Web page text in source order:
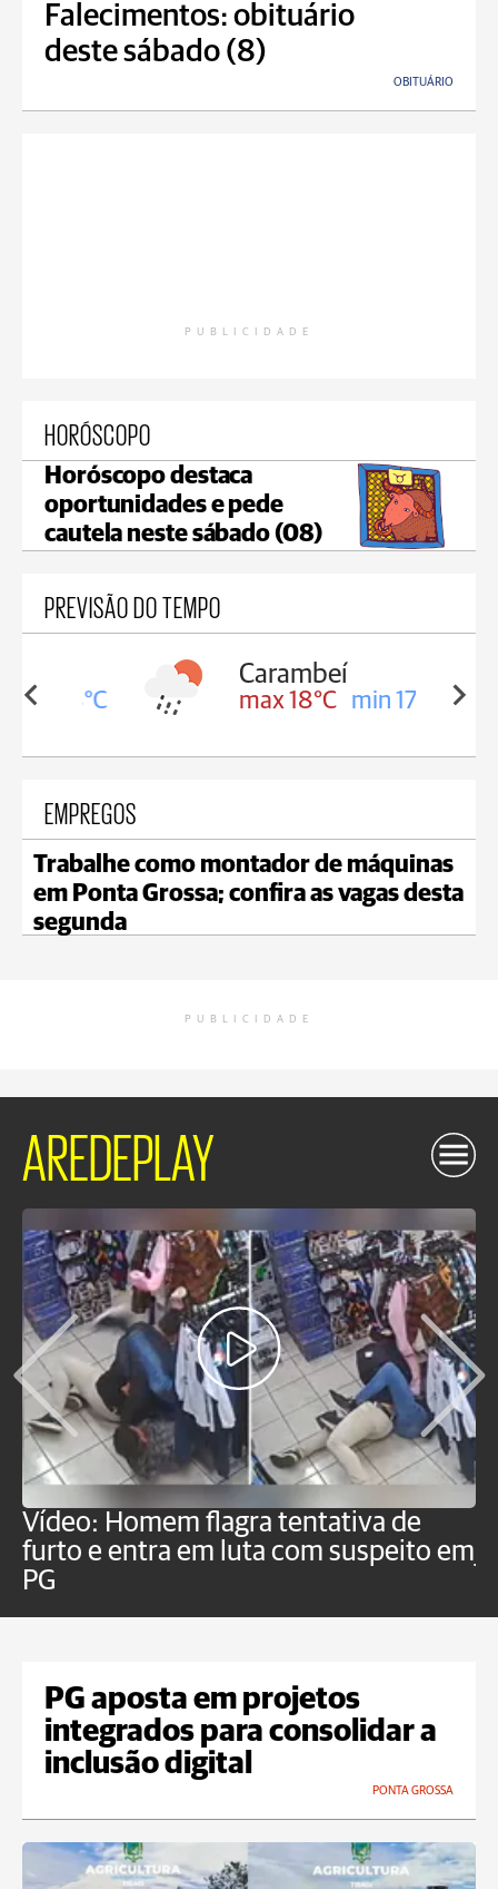
Falecimentos: obituário
deste sábado (8)
OBITUÁRIO
PUBLICIDADE
HORÓSCOPO
Horóscopo destaca
oportunidades e pede
cautela neste sábado (08)
PREVISÃO DO TEMPO
18°C
Carambeí
max 18°C min 17°C
EMPREGOS
Trabalhe como montador de máquinas
em Ponta Grossa; confira as vagas desta
segunda
PUBLICIDADE
AREDEPLAY
Vídeo: Homem flagra tentativa de
furto e entra em luta com suspeito em
PG
PG aposta em projetos
integrados para consolidar a
inclusão digital
PONTA GROSSA